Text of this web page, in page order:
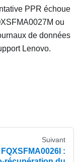
PPR échoue
ou
de données
Lenovo.
Suivant
FQXSFMA0026I :